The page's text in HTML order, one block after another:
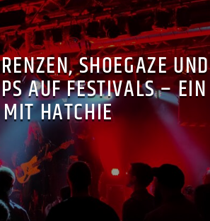
SHOEGAZE UND
AUF FESTIVALS – EIN
HATCHIE